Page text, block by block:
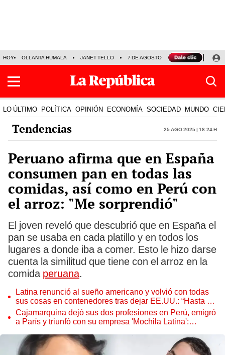
HOY OLLANTA HUMALA JANET TELLO 7 DE AGOSTO TINKA RESULTADOS
LO ÚLTIMO POLÍTICA OPINIÓN ECONOMÍA SOCIEDAD MUNDO
Tendencias 25 Ago 2025 | 18:24 h
Peruano afirma que en España
consumen pan en todas las
comidas, así como en Perú con
el arroz: "Me sorprendió"
El joven reveló que descubrió que en España el
pan se usaba en cada platillo y en todos los
lugares a donde iba a comer. Esto le hizo darse
cuenta la similitud que tiene con el arroz en la
comida peruana.
Latina renunció al sueño americano y volvió con todas
sus cosas en contenedores tras dejar EE.UU.: “Hasta el
microondas”
Cajamarquina dejó sus dos profesiones en Perú, emigró
a París y triunfó con su empresa 'Mochila Latina':